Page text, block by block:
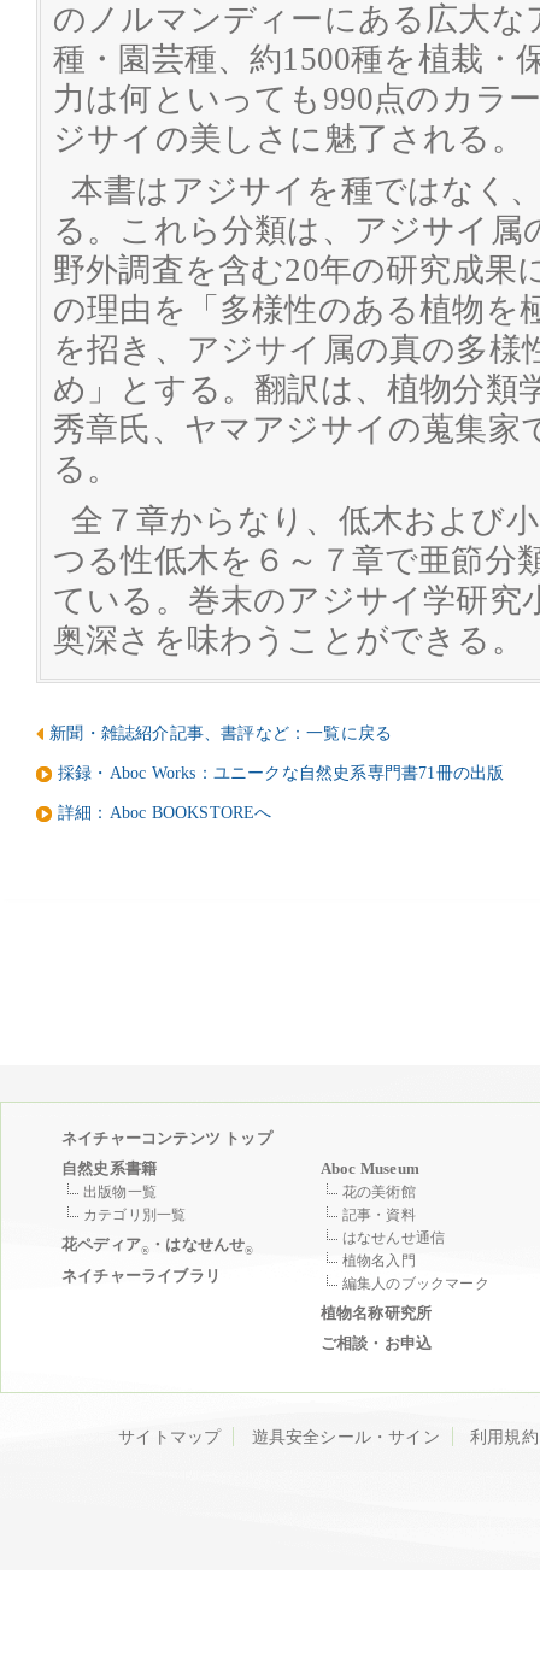
のノルマンディーにある広大
種・園芸種、約1500種を植栽・
力は何といっても990点のカラ
ジサイの美しさに魅了される。
本書はアジサイを種ではなく
る。これら分類は、アジサイ
野外調査を含む20年の研究成果
の理由を「多様性のある植物を
を招き、アジサイ属の真の多様
め」とする。翻訳は、植物分類
秀章氏、ヤマアジサイの蒐集家
る。
全７章からなり、低木および
つる性低木を６～７章で亜節分
ている。巻末のアジサイ学研究
奥深さを味わうことができる。
新聞・雑誌紹介記事、書評など：一覧に戻る
採録・Aboc Works：ユニークな自然史系専門書71冊の出版
詳細：Aboc BOOKSTOREへ
ネイチャーコンテンツ トップ
自然史系書籍
出版物一覧
カテゴリ別一覧
花ペディア® ・はなせんせ®
ネイチャーライブラリ
Aboc Museum
花の美術館
記事・資料
はなせんせ通信
植物名入門
編集人のブックマーク
植物名称研究所
ご相談・お申込
サイトマップ 遊具安全シール・サイン 利用規約